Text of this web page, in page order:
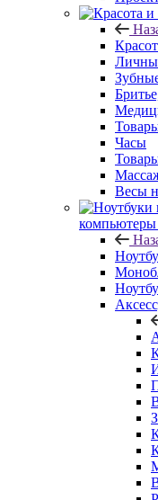
Часы
Весы
компьютеры